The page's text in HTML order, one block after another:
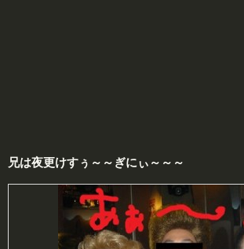
兄は夜更けすぅ～～ぎにぃ～～～